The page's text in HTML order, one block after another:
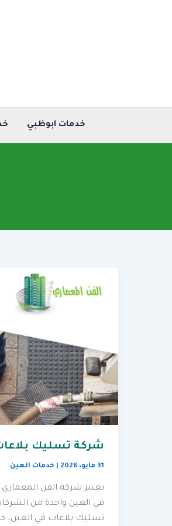
خدمات ابوظبي
شركة تسليك
31 مايو، 2026 خدمات العين
تعتبر شركة الفن
في العين واحدة من
تسليك بلاعات في العين،